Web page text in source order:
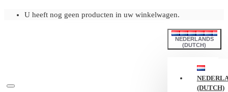
U heeft nog geen producten in uw winkelwagen.
NEDERLANDS
(DUTCH)
(DUTCH)